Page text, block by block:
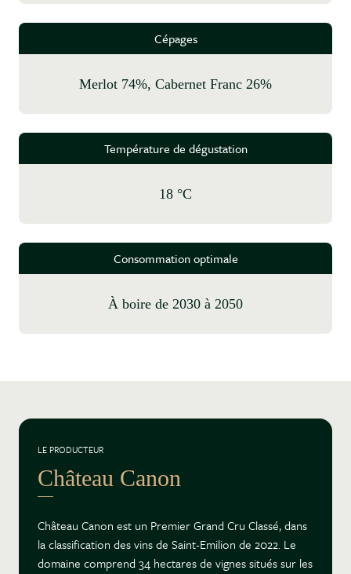
Cépages
Merlot 74%, Cabernet Franc 26%
Température de dégustation
18 °C
Consommation optimale
à boire de 2030 à 2050
LE PRODUCTEUR
Château Canon
Château Canon est un Premier Grand Cru Classé, dans
la classification des vins de Saint-Emilion de 2022. Le
domaine comprend 34 hectares de vignes situés sur les